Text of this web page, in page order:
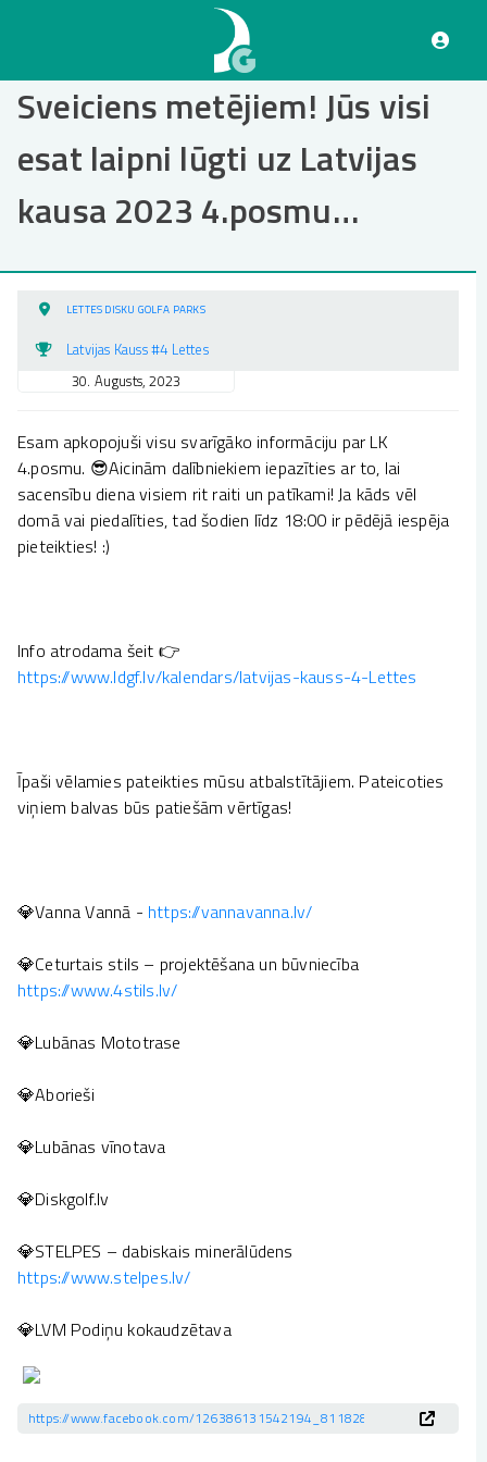
saturu
Sveiciens metējiem! Jūs visi
esat laipni lūgti uz Latvijas
kausa 2023 4.posmu…
LETTES DISKU GOLFA PARKS
Latvijas Kauss #4 Lettes
30. Augusts, 2023
Esam apkopojuši visu svarīgāko informāciju par LK
4.posmu. 😎Aicinām dalībniekiem iepazīties ar to, lai
sacensību diena visiem rit raiti un patīkami! Ja kāds vēl
domā vai piedalīties, tad šodien līdz 18:00 ir pēdējā iespēja
pieteikties! :)
Info atrodama šeit 👉
https://www.ldgf.lv/kalendars/latvijas-kauss-4-Lettes
Īpaši vēlamies pateikties mūsu atbalstītājiem. Pateicoties
viņiem balvas būs patiešām vērtīgas!
💎Vanna Vannā - https://vannavanna.lv/
💎Ceturtais stils – projektēšana un būvniecība
https://www.4stils.lv/
💎Lubānas Mototrase
💎Aborieši
💎Lubānas vīnotava
💎Diskgolf.lv
💎STELPES – dabiskais minerālūdens
https://www.stelpes.lv/
💎LVM Podiņu kokaudzētava
https://www.facebook.com/126386131542194_811828324061362